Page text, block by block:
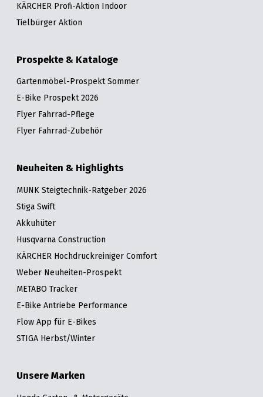
KÄRCHER Profi-Aktion Indoor
Tielbürger Aktion
Prospekte & Kataloge
Gartenmöbel-Prospekt Sommer
E-Bike Prospekt 2026
Flyer Fahrrad-Pflege
Flyer Fahrrad-Zubehör
Neuheiten & Highlights
MUNK Steigtechnik-Ratgeber 2026
Stiga Swift
Akkuhüter
Husqvarna Construction
KÄRCHER Hochdruckreiniger Comfort
Weber Neuheiten-Prospekt
METABO Tracker
E-Bike Antriebe Performance
Flow App für E-Bikes
STIGA Herbst/Winter
Unsere Marken